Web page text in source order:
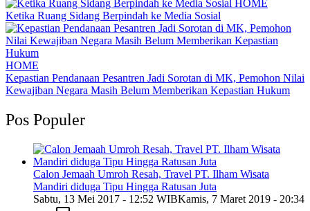
HOME
Ketika Ruang Sidang Berpindah ke Media Sosial
HOME
Kepastian Pendanaan Pesantren Jadi Sorotan di MK, Pemohon Nilai
Kewajiban Negara Masih Belum Memberikan Kepastian Hukum
Pos Populer
Calon Jemaah Umroh Resah, Travel PT. Ilham Wisata
Mandiri diduga Tipu Hingga Ratusan Juta
Sabtu, 13 Mei 2017 - 12:52 WIBKamis, 7 Maret 2019 - 20:34